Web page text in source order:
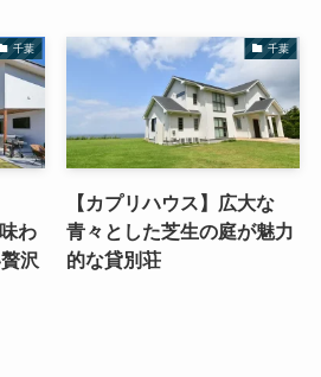
千葉
わ
沢
千葉
【カプリハウス】広大な
青々とした芝生の庭が魅力
的な貸別荘